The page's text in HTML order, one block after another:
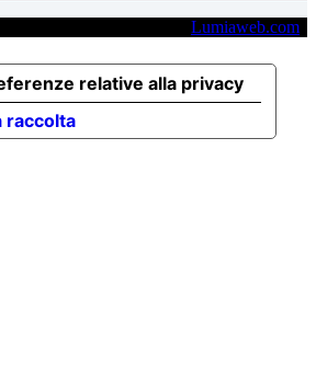
Lumiaweb.com
raccolta
relative alla privacy